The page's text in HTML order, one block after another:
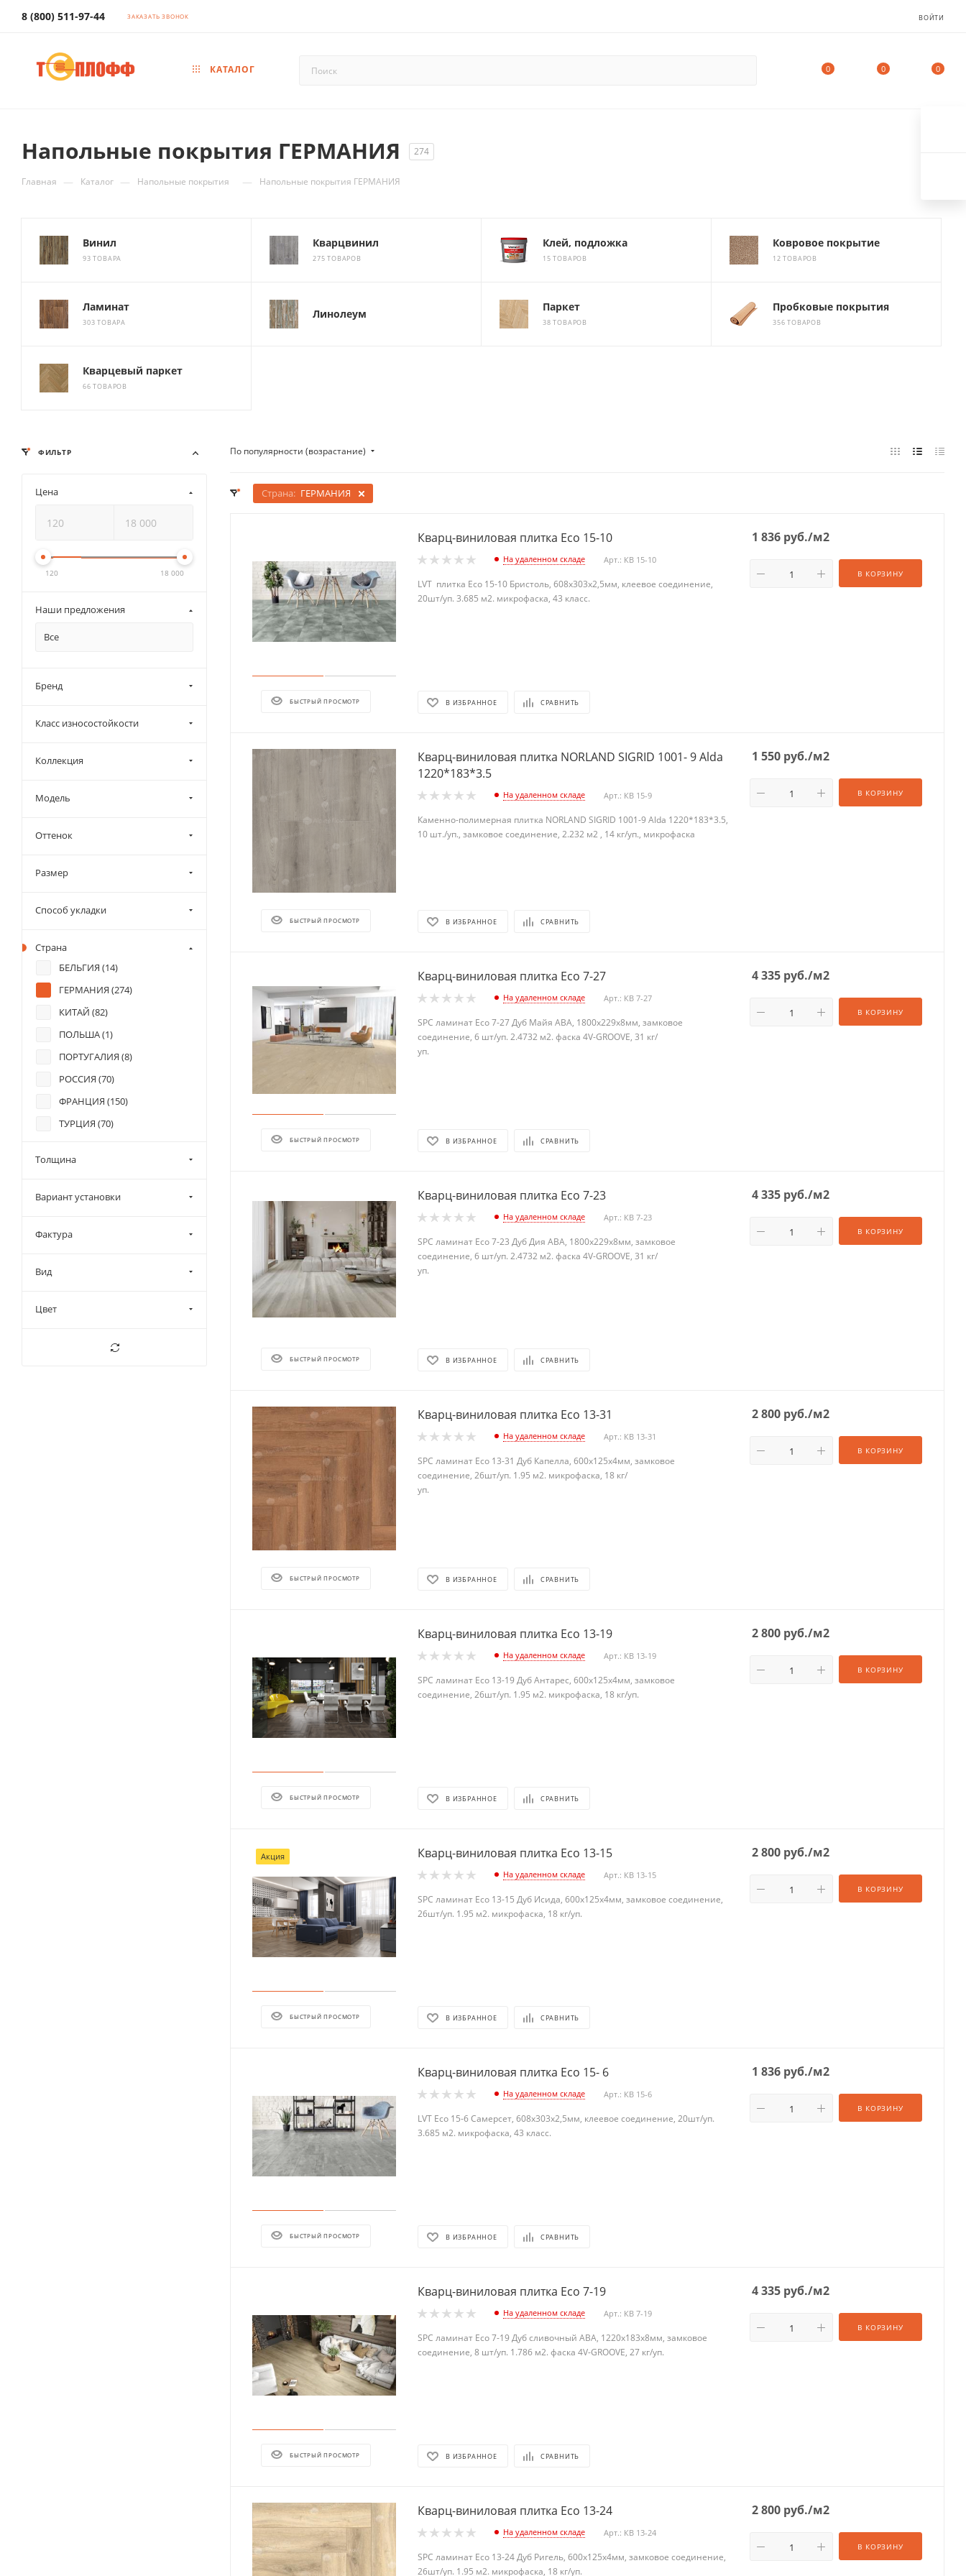
8 (800) 511-97-44 ЗАКАЗАТЬ ЗВОНОК ВОЙТИ
КАТАЛОГ 0 0 0
Напольные покрытия ГЕРМАНИЯ 274
Главная — Каталог — Напольные покрытия — Напольные покрытия ГЕРМАНИЯ
Винил
93 ТОВАРА
Кварцвинил
275 ТОВАРОВ
Клей, подложка
15 ТОВАРОВ
Ковровое покрытие
12 ТОВАРОВ
Ламинат
303 ТОВАРА
Линолеум
Паркет
38 ТОВАРОВ
Пробковые покрытия
356 ТОВАРОВ
Кварцевый паркет
66 ТОВАРОВ
По популярности (возрастание)
Страна: ГЕРМАНИЯ
БЫСТРЫЙ ПРОСМОТР
Кварц-виниловая плитка Eco 15-10
На удаленном складе Арт.: КВ 15-10
LVT плитка Eco 15-10 Бристоль, 608х303х2,5мм, клеевое соединение,
20шт/уп. 3.685 м2. микрофаска, 43 класс.
В ИЗБРАННОЕ СРАВНИТЬ
1 836 руб./м2
В КОРЗИНУ
БЫСТРЫЙ ПРОСМОТР
Кварц-виниловая плитка NORLAND SIGRID 1001- 9 Alda
1220*183*3.5
На удаленном складе Арт.: КВ 15-9
Каменно-полимерная плитка NORLAND SIGRID 1001-9 Alda 1220*183*3.5,
10 шт./уп., замковое соединение, 2.232 м2 , 14 кг/уп., микрофаска
В ИЗБРАННОЕ СРАВНИТЬ
1 550 руб./м2
В КОРЗИНУ
БЫСТРЫЙ ПРОСМОТР
Кварц-виниловая плитка Eco 7-27
На удаленном складе Арт.: КВ 7-27
SPC ламинат Eco 7-27 Дуб Майя АВА, 1800х229х8мм, замковое
соединение, 6 шт/уп. 2.4732 м2. фаска 4V-GROOVE, 31 кг/
уп.
В ИЗБРАННОЕ СРАВНИТЬ
4 335 руб./м2
В КОРЗИНУ
БЫСТРЫЙ ПРОСМОТР
Кварц-виниловая плитка Eco 7-23
На удаленном складе Арт.: КВ 7-23
SPC ламинат Eco 7-23 Дуб Дия АВА, 1800х229х8мм, замковое
соединение, 6 шт/уп. 2.4732 м2. фаска 4V-GROOVE, 31 кг/
уп.
В ИЗБРАННОЕ СРАВНИТЬ
4 335 руб./м2
В КОРЗИНУ
БЫСТРЫЙ ПРОСМОТР
Кварц-виниловая плитка Eco 13-31
На удаленном складе Арт.: КВ 13-31
SPC ламинат Eco 13-31 Дуб Капелла, 600х125х4мм, замковое
соединение, 26шт/уп. 1.95 м2. микрофаска, 18 кг/
уп.
В ИЗБРАННОЕ СРАВНИТЬ
2 800 руб./м2
В КОРЗИНУ
БЫСТРЫЙ ПРОСМОТР
Кварц-виниловая плитка Eco 13-19
На удаленном складе Арт.: КВ 13-19
SPC ламинат Eco 13-19 Дуб Антарес, 600х125х4мм, замковое
соединение, 26шт/уп. 1.95 м2. микрофаска, 18 кг/уп.
В ИЗБРАННОЕ СРАВНИТЬ
2 800 руб./м2
В КОРЗИНУ
Акция
БЫСТРЫЙ ПРОСМОТР
Кварц-виниловая плитка Eco 13-15
На удаленном складе Арт.: КВ 13-15
SPC ламинат Eco 13-15 Дуб Исида, 600х125х4мм, замковое соединение,
26шт/уп. 1.95 м2. микрофаска, 18 кг/уп.
В ИЗБРАННОЕ СРАВНИТЬ
2 800 руб./м2
В КОРЗИНУ
БЫСТРЫЙ ПРОСМОТР
Кварц-виниловая плитка Eco 15- 6
На удаленном складе Арт.: КВ 15-6
LVT Eco 15-6 Самерсет, 608х303х2,5мм, клеевое соединение, 20шт/уп.
3.685 м2. микрофаска, 43 класс.
В ИЗБРАННОЕ СРАВНИТЬ
1 836 руб./м2
В КОРЗИНУ
БЫСТРЫЙ ПРОСМОТР
Кварц-виниловая плитка Eco 7-19
На удаленном складе Арт.: КВ 7-19
SPC ламинат Eco 7-19 Дуб сливочный АВА, 1220х183х8мм, замковое
соединение, 8 шт/уп. 1.786 м2. фаска 4V-GROOVE, 27 кг/уп.
В ИЗБРАННОЕ СРАВНИТЬ
4 335 руб./м2
В КОРЗИНУ
Кварц-виниловая плитка Eco 13-24
На удаленном складе Арт.: КВ 13-24
SPC ламинат Eco 13-24 Дуб Ригель, 600х125х4мм, замковое соединение,
26шт/уп. 1.95 м2. микрофаска, 18 кг/уп.
2 800 руб./м2
В КОРЗИНУ
ФИЛЬТР
Цена
120 18 000
Наши предложения
Все
Бренд
Класс износостойкости
Коллекция
Модель
Оттенок
Размер
Способ укладки
Страна
БЕЛЬГИЯ (14)
ГЕРМАНИЯ (274)
КИТАЙ (82)
ПОЛЬША (1)
ПОРТУГАЛИЯ (8)
РОССИЯ (70)
ФРАНЦИЯ (150)
ТУРЦИЯ (70)
Толщина
Вариант установки
Фактура
Вид
Цвет